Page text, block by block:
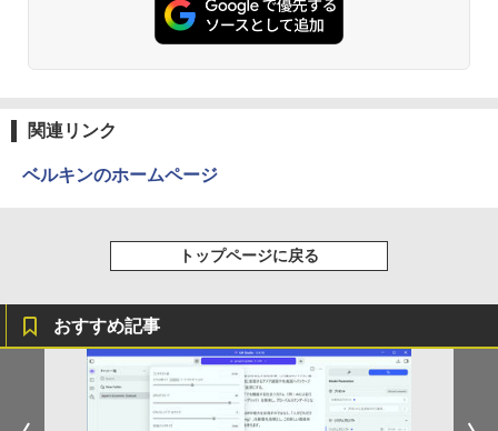
関連リンク
ベルキンのホームページ
トップページに戻る
おすすめ記事